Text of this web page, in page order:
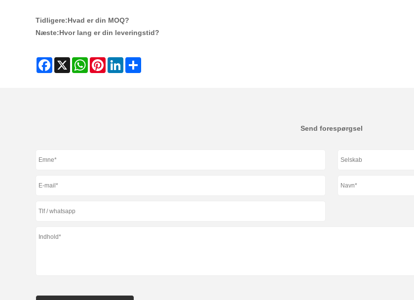
Tidligere:Hvad er din MOQ?
Næste:Hvor lang er din leveringstid?
Facebook
X WhatsAppPinterestLinkedIn
Send forespørgsel